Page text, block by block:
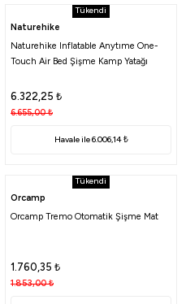
Tükendi
Naturehike
Naturehike Inflatable Anytıme One-
Touch Air Bed Şişme Kamp Yatağı
6.322,25 ₺
6.655,00₺
Havale ile 6.006,14 ₺
Tükendi
Orcamp
Orcamp Tremo Otomatik Şişme Mat
1.760,35 ₺
1.853,00₺